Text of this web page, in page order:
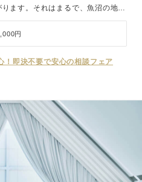
ます。それはまるで、魚沼の地だ
心地の良さを極めたオリエンタル
テルのスイートルームをイメージ
では、お二人のウェディングシー
円
！即決不要で安心の相談フェア